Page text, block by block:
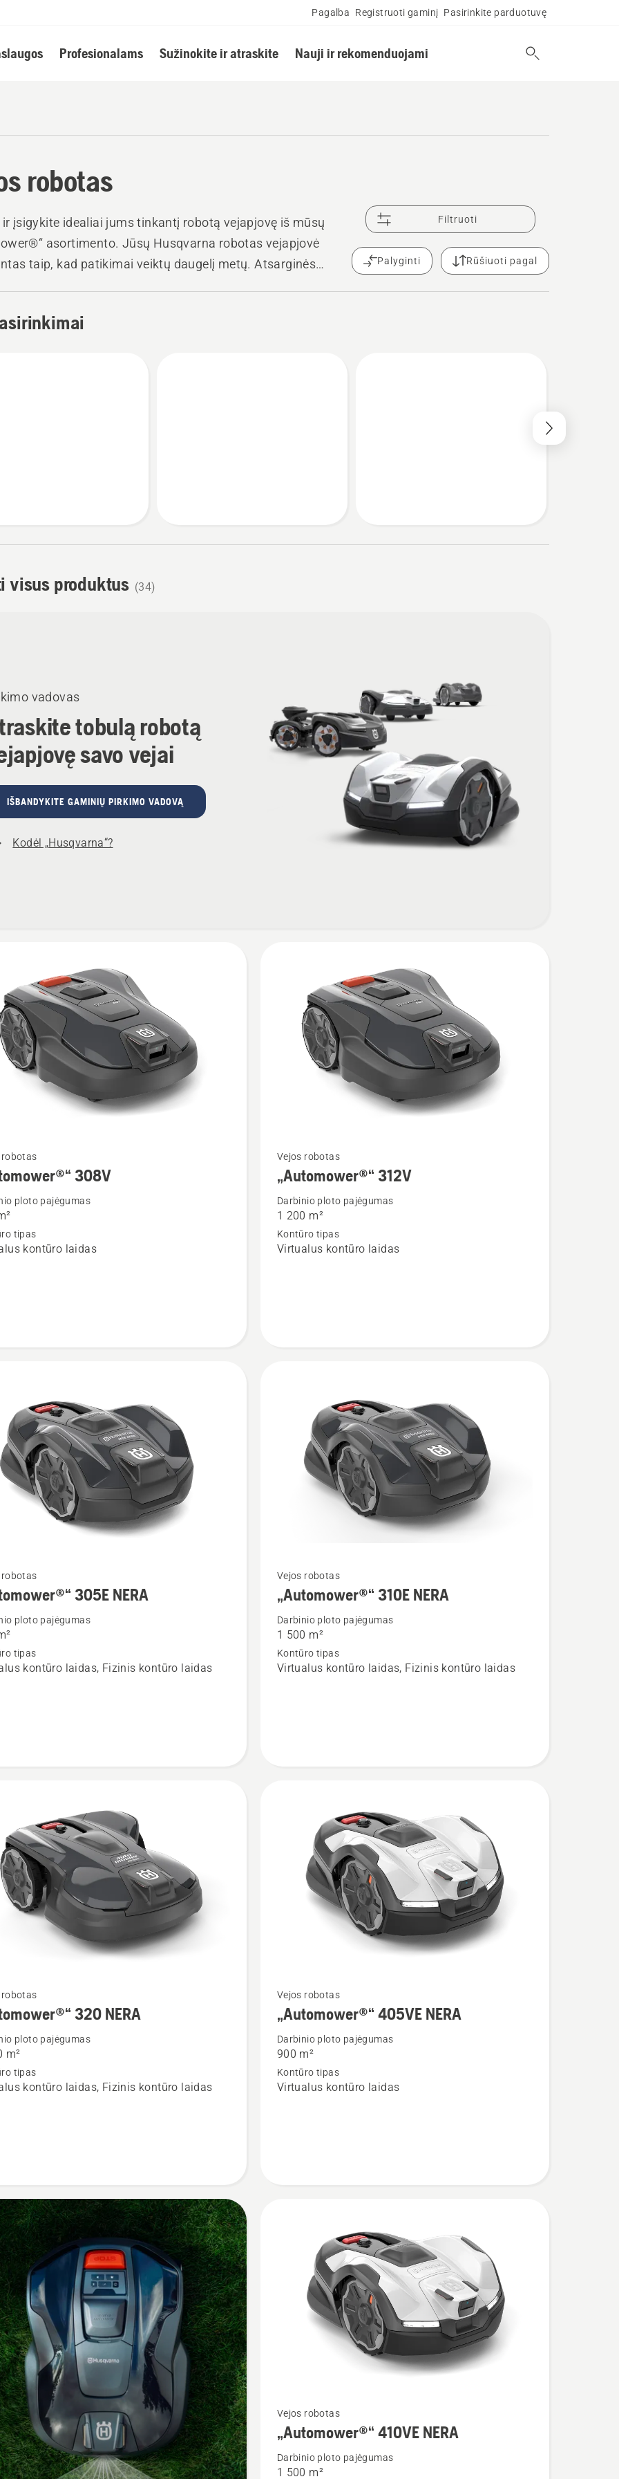
Pagalba Registruoti gaminį Pasirinkite parduotuvę
Profesionalams Sužinokite ir atraskite Nauji ir rekomenduojami
robotas
ir įsigykite idealiai jums tinkantį robotą vejapjovę iš mūsų
asortimento. Jūsų Husqvarna robotas vejapjovė
taip, kad patikimai veiktų daugelį metų. Atsarginės
Filtruoti
Palyginti Rūšiuoti pagal
visus produktus (34)
vadovas
tobulą robotą
savo vejai
IŠBANDYKITE GAMINIŲ PIRKIMO VADOVĄ
Kodėl „Husqvarna“?
robotas
308V
ploto pajėgumas
tipas
kontūro laidas
Žiūrėti
daugiau
detalių
apie
„Automower®“
Vejos robotas
„Automower®“ 312V
Darbinio ploto pajėgumas
1 200 m²
Kontūro tipas
Virtualus kontūro laidas
robotas
305E NERA
ploto pajėgumas
tipas
kontūro laidas, Fizinis kontūro laidas
Žiūrėti
daugiau
detalių
apie
„Automower®“
Vejos robotas
„Automower®“ 310E NERA
Darbinio ploto pajėgumas
1 500 m²
Kontūro tipas
Virtualus kontūro laidas, Fizinis kontūro laidas
robotas
320 NERA
ploto pajėgumas
m²
tipas
kontūro laidas, Fizinis kontūro laidas
Žiūrėti
daugiau
detalių
apie
„Automower®“
Vejos robotas
„Automower®“ 405VE NERA
Darbinio ploto pajėgumas
900 m²
Kontūro tipas
Virtualus kontūro laidas
Žiūrėti
daugiau
detalių
apie
Vejos robotas
„Automower®“ 410VE NERA
Darbinio ploto pajėgumas
1 500 m²